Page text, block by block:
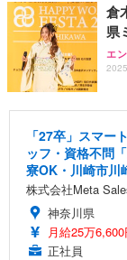
倉
県
エ
「27卒」スマー
ッフ・資格不問
寮OK・川崎市川
株式会社Meta
神奈川県
月給25万
正社員